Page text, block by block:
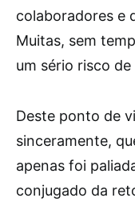
colaboradores e
Muitas, sem
um sério risco
Deste ponto de
sinceramente,
apenas foi
conjugado da